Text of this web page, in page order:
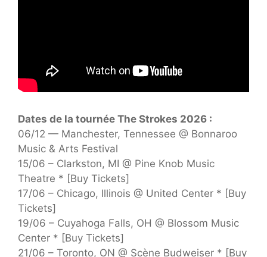
Dates de la tournée The Strokes 2026 :
06/12 — Manchester, Tennessee @ Bonnaroo
Music & Arts Festival
15/06 – Clarkston, MI @ Pine Knob Music
Theatre * [Buy Tickets]
17/06 – Chicago, Illinois @ United Center * [Buy
Tickets]
19/06 – Cuyahoga Falls, OH @ Blossom Music
Center * [Buy Tickets]
21/06 – Toronto, ON @ Scène Budweiser * [Buy